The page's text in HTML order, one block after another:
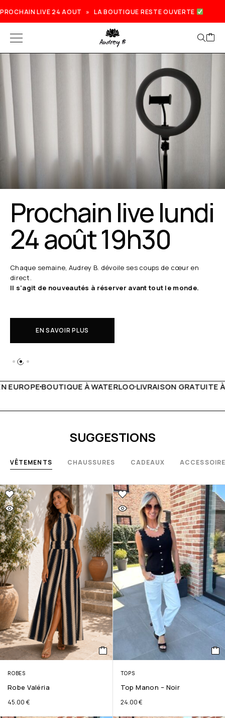
PROCHAIN LIVE 24 AOUT » LA BOUTIQUE RESTE OUVERTE
Prochain live lundi
24 août 19h30
Chaque semaine, Audrey B. dévoile ses coups de cœur en
direct.
Il s'agit de nouveautés à réserver avant tout le monde.
EN SAVOIR PLUS
LIVRAISON GRATUITE À PARTIR DE 150€LIVE
SUGGESTIONS
VÊTEMENTS CHAUSSURES CADEAUX
ROBES
Robe Valéria
45.00 €
TOPS
Top Manon – Noir
24.00€